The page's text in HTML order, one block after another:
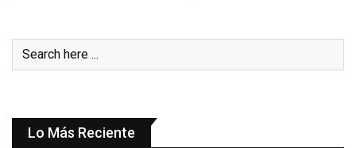
Lo Más Reciente